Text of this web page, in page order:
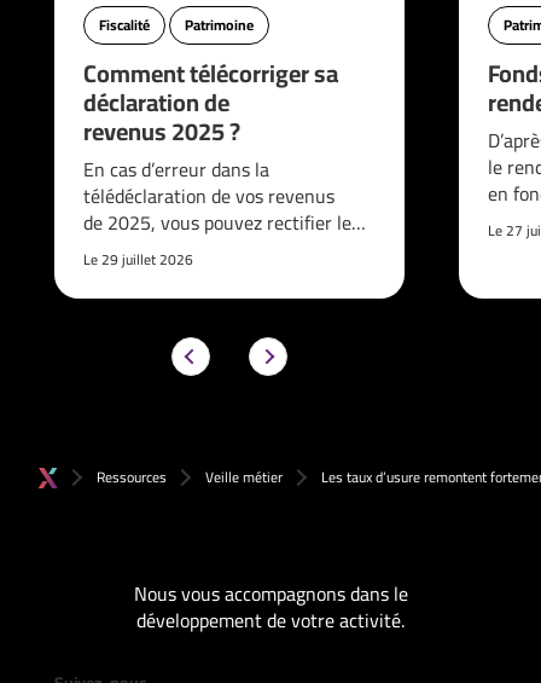
Fiscalité Patrimoine
Comment télécorriger sa
déclaration de
revenus 2025 ?
En cas d’erreur dans la
télédéclaration de vos revenus
de 2025, vous pouvez rectifier le…
Le 29 juillet 2026
le
en
Le 27
Ressources Veille métier Les taux d’usure remontent
Nous vous accompagnons dans le
développement de votre activité.